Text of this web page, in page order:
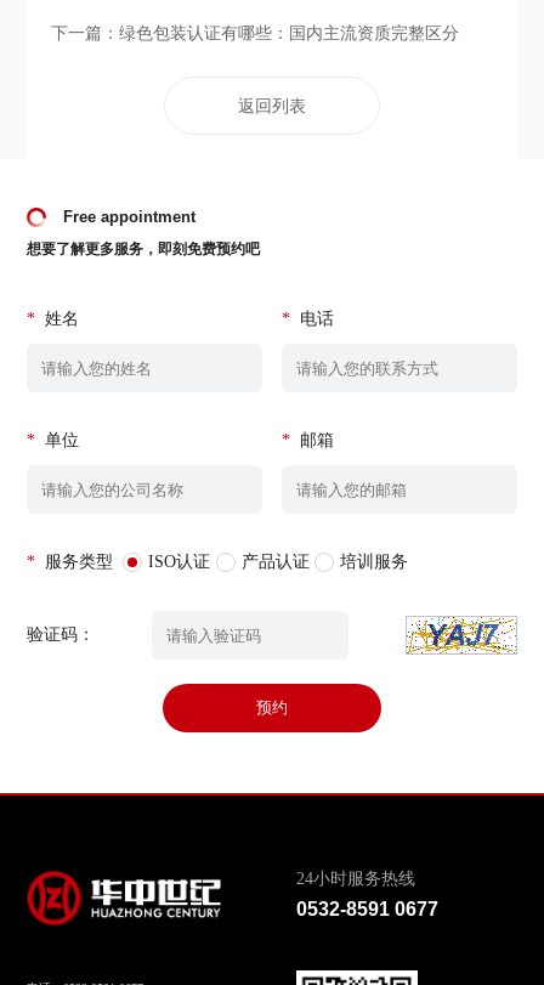
下一篇：绿色包装认证有哪些：国内主流资质完整区分
返回列表
Free appointment
想要了解更多服务，即刻免费预约吧
* 姓名 * 电话
* 单位 * 邮箱
* 服务类型 ISO认证 产品认证 培训服务
验证码：
预约
24小时服务热线
0532-8591 0677